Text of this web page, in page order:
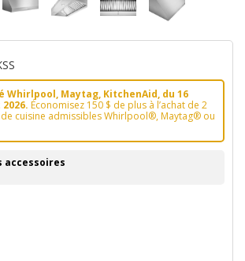
Whirlpool, Maytag, KitchenAid, du 16
Économisez 150 $ de plus à l’achat de 2
cuisine admissibles Whirlpool®, Maytag® ou
accessoires